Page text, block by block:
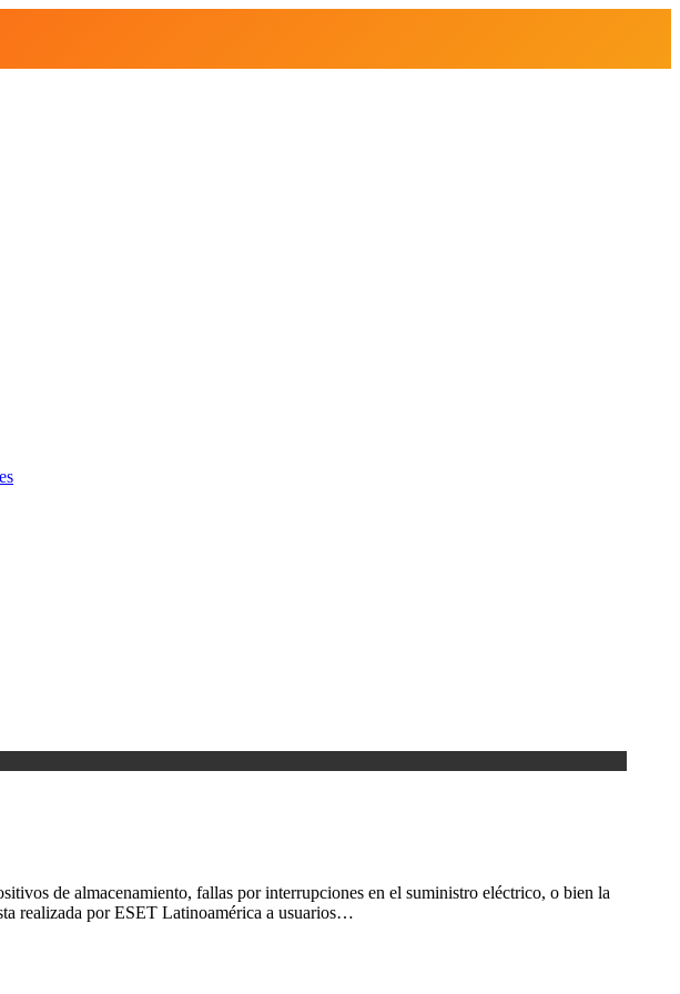
de almacenamiento, fallas por interrupciones en el suministro eléctrico, o bien la
realizada por ESET Latinoamérica a usuarios…